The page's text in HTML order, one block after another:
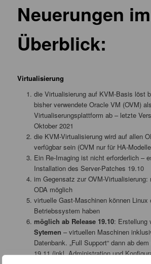
Neuerungen im
Überblick:
Virtualisierung
die Virtualisierung auf KVM-Basis löst
bisher verwendete Oracle VM (OVM) als
Virtualiserungsplattform ab – letzte
Oktober 2021
die KVM-Virtualisierung wird auf allen
verfügbar sein (OVM nur für HA-
Ein Re-Imaging ist nicht erforderlich –
Installation des Server-Patches 19.10
im Gegensatz zur OVM-Virtualisierung:
ODA möglich
virtuelle Gast-Maschinen können Linux
Betriebssystem haben
möglich ab Release 19.10: Erstellung
Sytemen – virtuellen Maschinen
Datenbank. „Full Support“ dann ab
19.11 (inkl. Administration und